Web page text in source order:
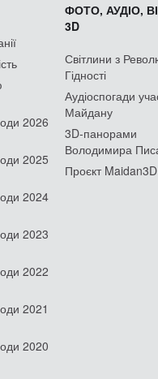
2026
2025
2024
2023
2022
2021
2020
ФОТО, АУДІО,
3D
Світлини з
Гідності
Аудіоспогади
Майдану
3D-панорами
Володимира
Проєкт Maidan3D